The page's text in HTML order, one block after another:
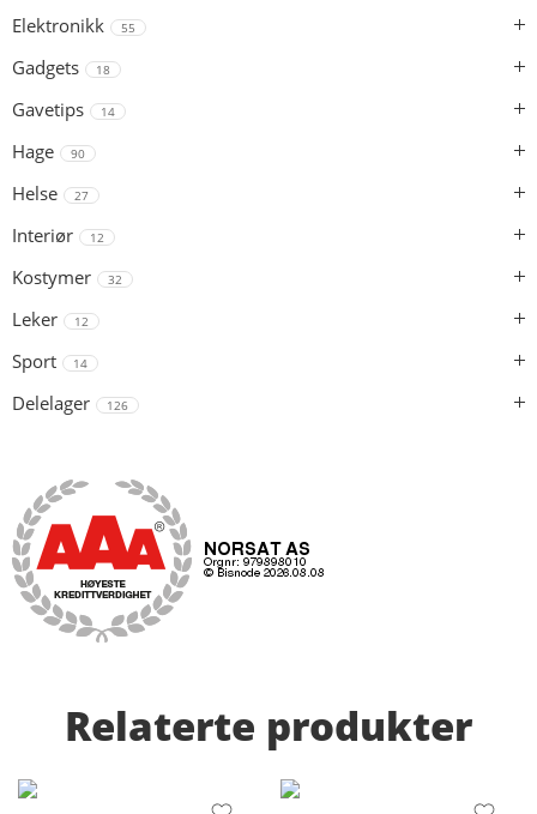
Elektronikk 55
Gadgets 18
Gavetips 14
Hage 90
Helse 27
Interiør 12
Kostymer 32
Leker 12
Sport 14
Delelager 126
Relaterte produkter